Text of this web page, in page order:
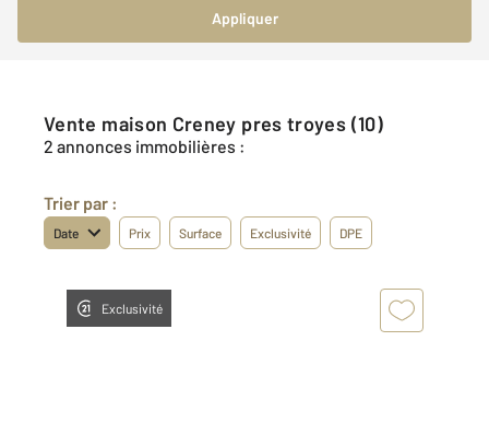
Appliquer
Vente maison Creney pres troyes (10)
2 annonces immobilières :
Trier par :
Date Prix Surface Exclusivité DPE
Exclusivité